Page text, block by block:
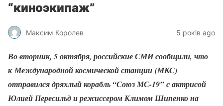
“киноэкипаж”
Максим Королев 5 років ago
Во вторник, 5 октября, российские СМИ сообщили, что
к Международной космической станции (МКС)
отправился дряхлый корабль “Союз МС-19” с актрисой
Юлией Пересильд и режиссером Климом Шипенко на